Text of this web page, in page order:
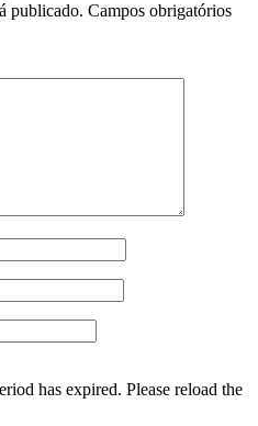
publicado. Campos obrigatórios
has expired. Please reload the